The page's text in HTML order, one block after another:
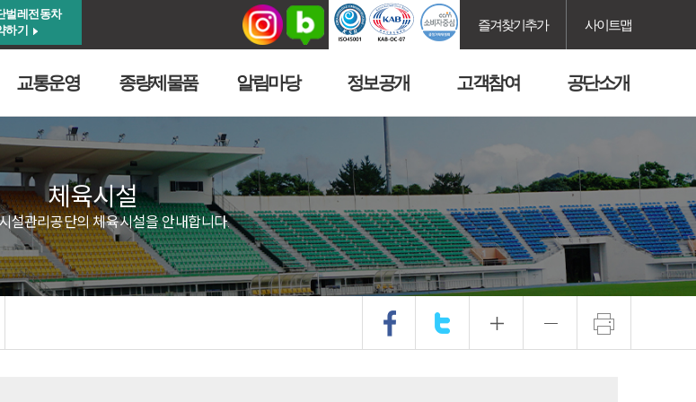
벌레전동차
하기
즐겨찾기추가 사이트맵
교통운영 종량제물품 알림마당 정보공개 고객참여 공단소개
체육시설
설관리공단의 체육시설을 안내합니다.